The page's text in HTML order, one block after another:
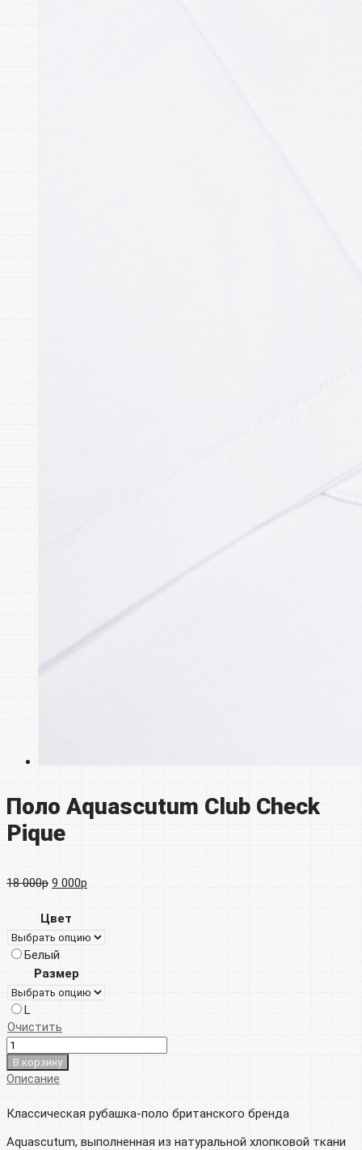
Поло Aquascutum Club Check
Pique
18 000р Первоначальная
составляла
000р.
9 000р
9
Цвет
Белый
Размер
L
Очистить
В корзину
Описание
Классическая рубашка-поло британского бренда
Aquascutum, выполненная из натуральной хлопковой ткани